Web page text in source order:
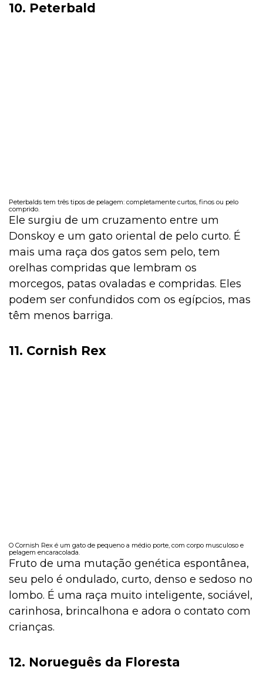
10. Peterbald
Peterbalds tem três tipos de pelagem: completamente curtos, finos ou pelo
comprido.
Ele surgiu de um cruzamento entre um
Donskoy e um gato oriental de pelo curto. É
mais uma raça dos gatos sem pelo, tem
orelhas compridas que lembram os
morcegos, patas ovaladas e compridas. Eles
podem ser confundidos com os egípcios, mas
têm menos barriga.
11. Cornish Rex
O Cornish Rex é um gato de pequeno a médio porte, com corpo musculoso e
pelagem encaracolada.
Fruto de uma mutação genética espontânea,
seu pelo é ondulado, curto, denso e sedoso no
lombo. É uma raça muito inteligente, sociável,
carinhosa, brincalhona e adora o contato com
crianças.
12. Norueguês da Floresta